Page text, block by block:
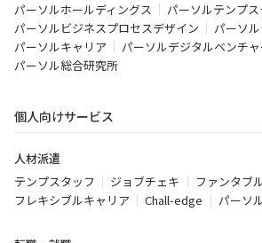
パーソルホールディングス
パーソルテンプス
パーソルビジネスプロセスデザイン
パーソ
パーソルキャリア
パーソルデジタルベンチ
パーソル総合研究所
個人向けサービス
人材派遣
テンプスタッフ
ジョブチェキ
ファンタブ
フレキシブルキャリア
Chall-edge パーソ